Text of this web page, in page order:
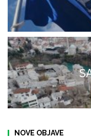
NOVE OBJAVE